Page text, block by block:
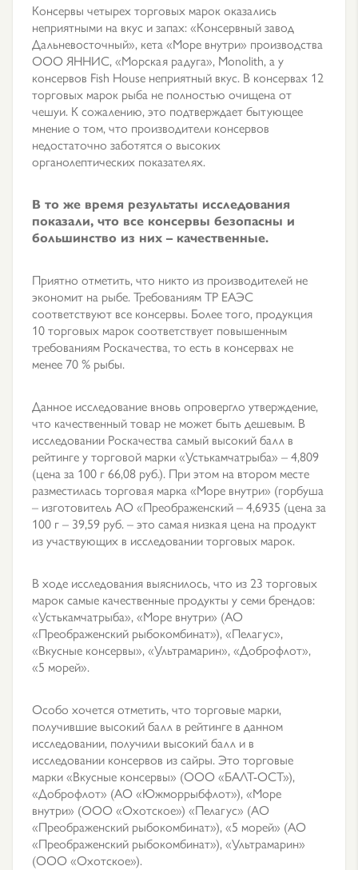
Консервы четырех торговых марок оказались
неприятными на вкус и запах: «Консервный завод
Дальневосточный», кета «Море внутри» производства
ООО ЯННИС, «Морская радуга», Monolith, а у
консервов Fish House неприятный вкус. В консервах 12
торговых марок рыба не полностью очищена от
чешуи. К сожалению, это подтверждает бытующее
мнение о том, что производители консервов
недостаточно заботятся о высоких
органолептических показателях.
В то же время результаты исследования
показали, что все консервы безопасны и
большинство из них – качественные.
Приятно отметить, что никто из производителей не
экономит на рыбе. Требованиям ТР ЕАЭС
соответствуют все консервы. Более того, продукция
10 торговых марок соответствует повышенным
требованиям Роскачества, то есть в консервах не
менее 70 % рыбы.
Данное исследование вновь опровергло утверждение,
что качественный товар не может быть дешевым. В
исследовании Роскачества самый высокий балл в
рейтинге у торговой марки «Устькамчатрыба» – 4,809
(цена за 100 г 66,08 руб.). При этом на втором месте
разместилась торговая марка «Море внутри» (горбуша
– изготовитель АО «Преображенский – 4,6935 (цена за
100 г – 39,59 руб. – это самая низкая цена на продукт
из участвующих в исследовании торговых марок.
В ходе исследования выяснилось, что из 23 торговых
марок самые качественные продукты у семи брендов:
«Устькамчатрыба», «Море внутри» (АО
«Преображенский рыбокомбинат»), «Пелагус»,
«Вкусные консервы», «Ультрамарин», «Доброфлот»,
«5 морей».
Особо хочется отметить, что торговые марки,
получившие высокий балл в рейтинге в данном
исследовании, получили высокий балл и в
исследовании консервов из сайры. Это торговые
марки «Вкусные консервы» (ООО «БАЛТ-ОСТ»),
«Доброфлот» (АО «Южморрыбфлот»), «Море
внутри» (ООО «Охотское») «Пелагус» (АО
«Преображенский рыбокомбинат»), «5 морей» (АО
«Преображенский рыбокомбинат»), «Ультрамарин»
(ООО «Охотское»).